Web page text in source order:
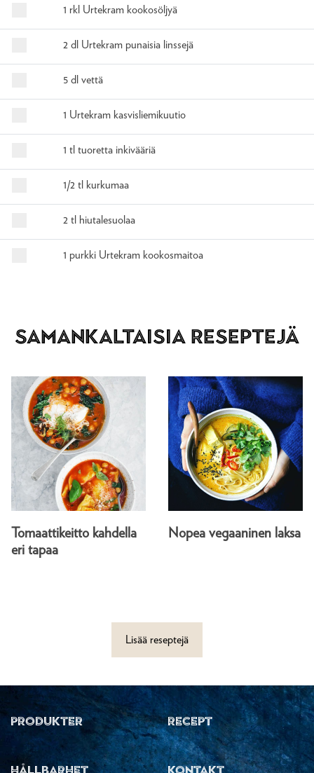
1 rkl Urtekram kookosöljyä
2 dl Urtekram punaisia ​​linssejä
5 dl vettä
1 Urtekram kasvisliemikuutio
1 tl tuoretta inkivääriä
1/2 tl kurkumaa
2 tl hiutalesuolaa
1 purkki Urtekram kookosmaitoa
Samankaltaisia reseptejä
Tomaattikeitto kahdella
eri tapaa
Nopea vegaaninen laksa
Lisää reseptejä
PRODUKTER RECEPT
HÅLLBARHET KONTAKT